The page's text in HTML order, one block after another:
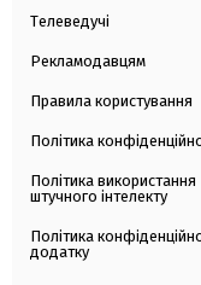
Телеведучі
Рекламодавцям
Правила користування
Політика
Політика використання
штучного інтелекту
Політика
додатку